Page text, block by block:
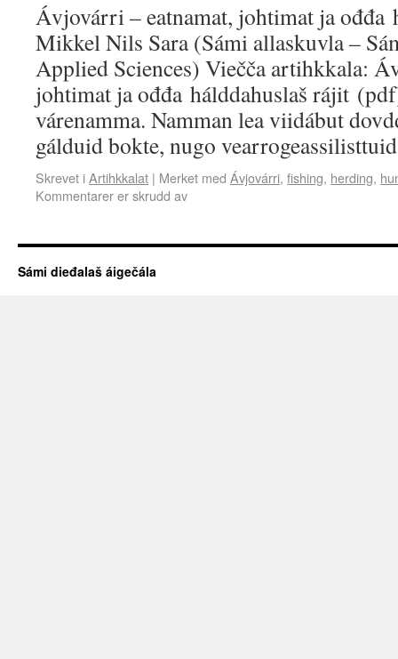
Ávjovárri – eatnamat, johtimat ja ođđa
Mikkel Nils Sara (Sámi allaskuvla –
Applied Sciences) Viečča artihkkala:
johtimat ja ođđa hálddahuslaš rájit
várenamma. Namman lea viidábut
gálduid bokte, nugo
Skrevet iArtihkkalat | Merket med Ávjovárri, fishing, herding,
Kommentarer er skrudd av
Sámi dieđalaš áigečála